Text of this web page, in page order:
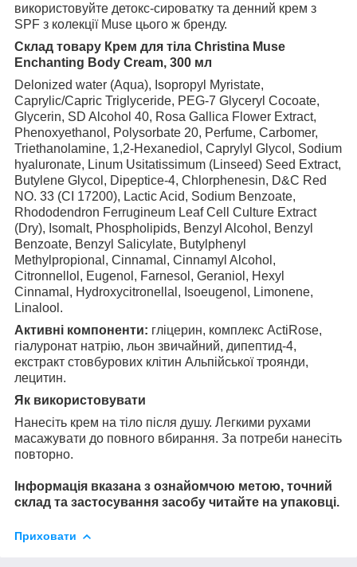
використовуйте детокс-сироватку та денний крем з
SPF з колекції Muse цього ж бренду.
Склад товару Крем для тіла Christina Muse
Enchanting Body Cream, 300 мл
Delonized water (Aqua), Isopropyl Myristate,
Caprylic/Capric Triglyceride, PEG-7 Glyceryl Cocoate,
Glycerin, SD Alcohol 40, Rosa Gallica Flower Extract,
Phenoxyethanol, Polysorbate 20, Perfume, Carbomer,
Triethanolamine, 1,2-Hexanediol, Caprylyl Glycol, Sodium
hyaluronate, Linum Usitatissimum (Linseed) Seed Extract,
Butylene Glycol, Dipeptice-4, Chlorphenesin, D&C Red
NO. 33 (CI 17200), Lactic Acid, Sodium Benzoate,
Rhododendron Ferrugineum Leaf Cell Culture Extract
(Dry), Isomalt, Phospholipids, Benzyl Alcohol, Benzyl
Benzoate, Benzyl Salicylate, Butylphenyl
Methylpropional, Cinnamal, Cinnamyl Alcohol,
Citronnellol, Eugenol, Farnesol, Geraniol, Hexyl
Cinnamal, Hydroxycitronellal, Isoeugenol, Limonene,
Linalool.
Активні компоненти: гліцерин, комплекс ActiRose,
гіалуронат натрію, льон звичайний, дипептид-4,
екстракт стовбурових клітин Альпійської троянди,
лецитин.
Як використовувати
Нанесіть крем на тіло після душу. Легкими рухами
масажувати до повного вбирання. За потреби нанесіть
повторно.
Інформація вказана з ознайомчою метою, точний
склад та застосування засобу читайте на упаковці.
Приховати